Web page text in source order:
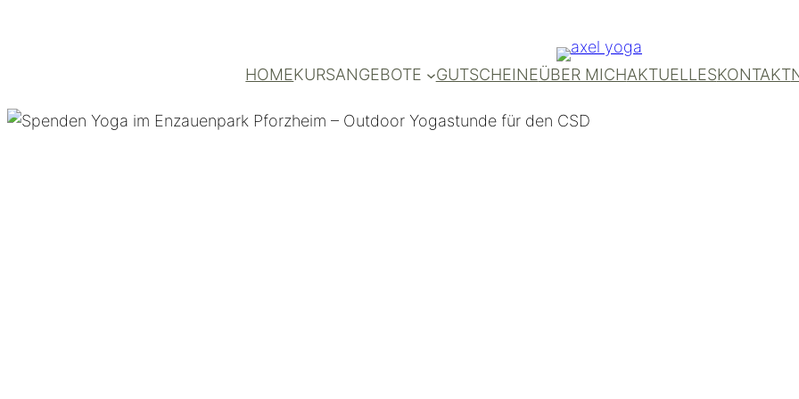
HOMEKURSANGEBOTE GUTSCHEINEÜBER MICHAKTUELLESKONTAKT